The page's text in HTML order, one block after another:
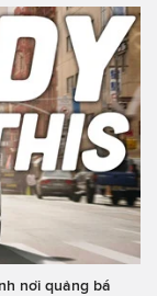
nơi quảng bá